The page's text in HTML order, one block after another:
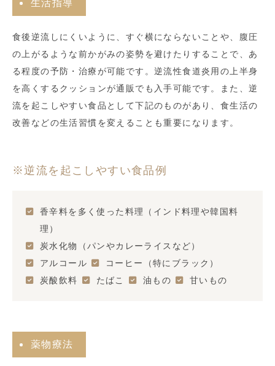
生活指導
食後逆流しにくいように、すぐ横にならないことや、腹圧
の上がるような前かがみの姿勢を避けたりすることで、あ
る程度の予防・治療が可能です。逆流性食道炎用の上半身
を高くするクッションが通販でも入手可能です。また、逆
流を起こしやすい食品として下記のものがあり、食生活の
改善などの生活習慣を変えることも重要になります。
※逆流を起こしやすい食品例
香辛料を多く使った料理（インド料理や韓国料
理）
炭水化物（パンやカレーライスなど）
アルコール
コーヒー（特にブラック）
炭酸飲料
たばこ 油もの 甘いもの
薬物療法